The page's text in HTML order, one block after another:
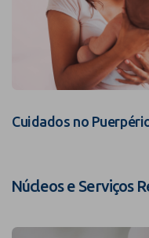
Cuidados no
Núcleos e Serviços